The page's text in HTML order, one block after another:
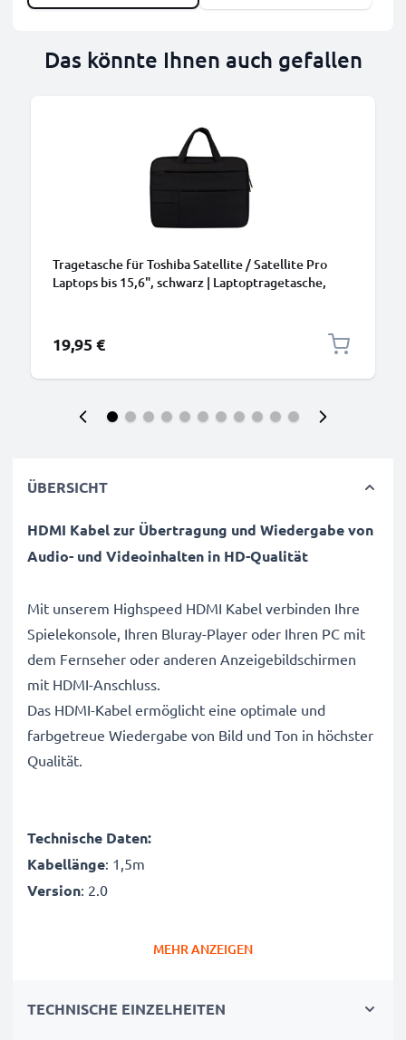
Das könnte Ihnen auch gefallen
Tragetasche für Toshiba Satellite / Satellite Pro
Laptops bis 15,6", schwarz | Laptoptragetasche,
19,95 €
ÜBERSICHT
HDMI Kabel zur Übertragung und Wiedergabe von
Audio- und Videoinhalten in HD-Qualität
Mit unserem Highspeed HDMI Kabel verbinden Ihre
Spielekonsole, Ihren Bluray-Player oder Ihren PC mit
dem Fernseher oder anderen Anzeigebildschirmen
mit HDMI-Anschluss.
Das HDMI-Kabel ermöglicht eine optimale und
farbgetreue Wiedergabe von Bild und Ton in höchster
Qualität.
Technische Daten:
Kabellänge: 1,5m
Version: 2.0
: HDMI A: zum Anschließen an einen
Kompatibilität: HDMI A: Zum Anschließen an einen
MEHR ANZEIGEN
TECHNISCHE EINZELHEITEN